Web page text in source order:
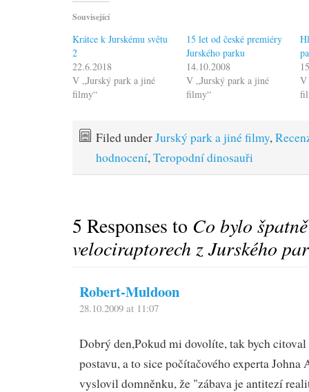
Související
Krátce k Jurskému světu
2
22.6.2018
V „Jurský park a jiné
filmy“
15 let od české premiéry
Jurského parku
14.10.2008
V „Jurský park a jiné
filmy“
V
Filed underJurský park a jiné filmy,
hodnocení, Teropodní dinosauři
5 Responses to Co bylo
velociraptorech z Jurského
Robert-Muldoon
28.10.2009 at 11:07
Dobrý den,Pokud mi dovolíte, tak bych
postavu, a to sice počítačového experta Johna
vyslovil domněnku, že "zábava je antitezí